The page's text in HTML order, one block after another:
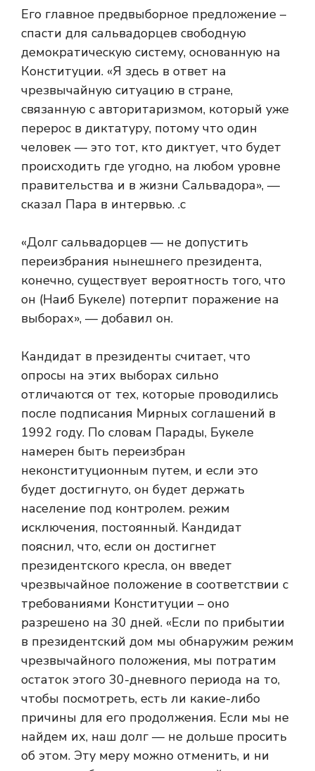
Его главное предвыборное предложение –
спасти для сальвадорцев свободную
демократическую систему, основанную на
Конституции. «Я здесь в ответ на
чрезвычайную ситуацию в стране,
связанную с авторитаризмом, который уже
перерос в диктатуру, потому что один
человек — это тот, кто диктует, что будет
происходить где угодно, на любом уровне
правительства и в жизни Сальвадора», —
сказал Пара в интервью. .с
«Долг сальвадорцев — не допустить
переизбрания нынешнего президента,
конечно, существует вероятность того, что
он (Наиб Букеле) потерпит поражение на
выборах», — добавил он.
Кандидат в президенты считает, что
опросы на этих выборах сильно
отличаются от тех, которые проводились
после подписания Мирных соглашений в
1992 году. По словам Парады, Букеле
намерен быть переизбран
неконституционным путем, и если это
будет достигнуто, он будет держать
население под контролем. режим
исключения, постоянный. Кандидат
пояснил, что, если он достигнет
президентского кресла, он введет
чрезвычайное положение в соответствии с
требованиями Конституции – оно
разрешено на 30 дней. «Если по прибытии
в президентский дом мы обнаружим режим
чрезвычайного положения, мы потратим
остаток этого 30-дневного периода на то,
чтобы посмотреть, есть ли какие-либо
причины для его продолжения. Если мы не
найдем их, наш долг — не дольше просить
об этом. Эту меру можно отменить, и ни